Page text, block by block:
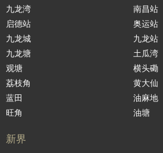
九龙湾
启德站
九龙城
九龙塘
观塘
荔枝角
蓝田
旺角
南昌站
奥运站
九龙站
土瓜湾
横头磡
黄大仙
油麻地
油塘
新界